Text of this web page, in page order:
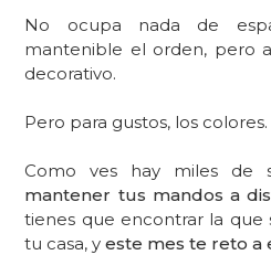
No ocupa nada de
mantenible el orden, pero
decorativo.
Pero para gustos, los colores.
Como ves hay miles de
mantener tus mandos a
tienes que encontrar la que
tu casa, yeste mes te reto a